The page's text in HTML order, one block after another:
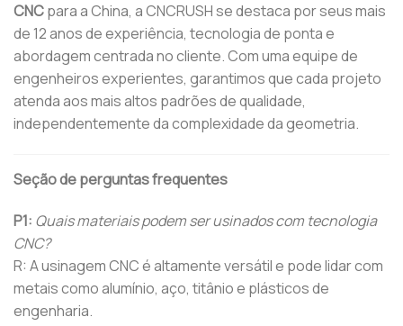
CNCpara a China, a CNCRUSH se destaca por seus mais
de 12 anos de experiência, tecnologia de ponta e
abordagem centrada no cliente. Com uma equipe de
engenheiros experientes, garantimos que cada projeto
atenda aos mais altos padrões de qualidade,
independentemente da complexidade da geometria.
Seção de perguntas frequentes
P1: Quais materiais podem ser usinados com tecnologia
CNC?
R: A usinagem CNC é altamente versátil e pode lidar com
metais como alumínio, aço, titânio e plásticos de
engenharia.